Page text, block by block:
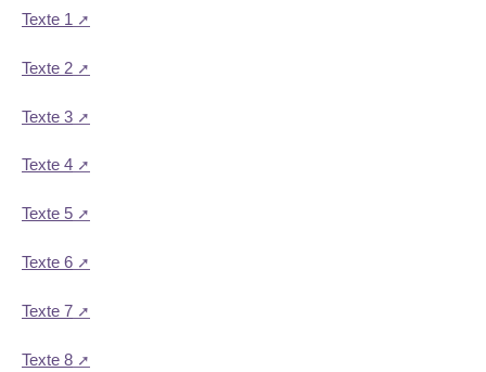
Texte 1
Texte 2
Texte 3
Texte 4
Texte 5
Texte 6
Texte 7
Texte 8